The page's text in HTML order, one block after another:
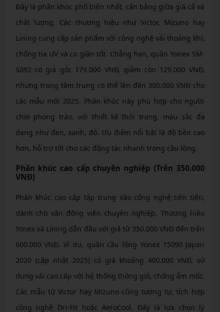
Đây là phân khúc phổ biến nhất, cân bằng giữa giá cả và
chất lượng. Các thương hiệu như Victor, Mizuno hay
Lining cung cấp sản phẩm với công nghệ vải thoáng khí,
chống tia UV và co giãn tốt. Chẳng hạn, quần Yonex SM-
S092 có giá gốc 179.000 VNĐ, giảm còn 129.000 VNĐ,
nhưng trong tầm trung có thể lên đến 300.000 VNĐ cho
các mẫu mới 2025. Phân khúc này phù hợp cho người
chơi phong trào, với thiết kế thời trang, màu sắc đa
dạng như đen, xanh, đỏ. Ưu điểm nổi bật là độ bền cao
hơn, hỗ trợ tốt cho các động tác nhanh trong cầu lông.
Phân khúc cao cấp chuyên nghiệp (Trên 350.000
VNĐ)
Phân khúc cao cấp tập trung vào công nghệ tiên tiến,
dành cho vận động viên chuyên nghiệp. Thương hiệu
Yonex và Lining dẫn đầu với giá từ 350.000 VNĐ đến trên
600.000 VNĐ. Ví dụ, quần cầu lông Yonex 15090 Japan
2020 (cập nhật 2025) có giá khoảng 400.000 VNĐ, sử
dụng vải cao cấp với hệ thống thông gió, chống ẩm mốc.
Các mẫu từ Victor hay Mizuno cũng tương tự, tích hợp
công nghệ Dri-Fit hoặc AeroCool. Đây là lựa chọn lý